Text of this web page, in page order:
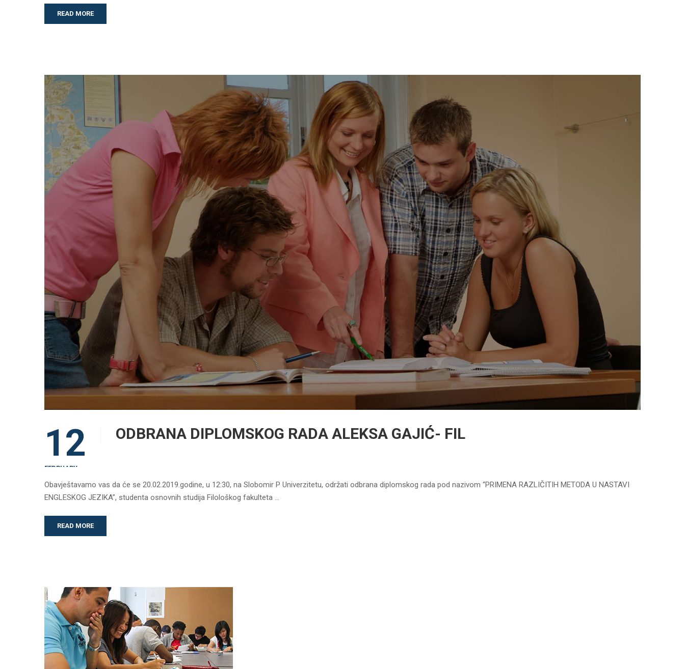
READ MORE
12
FEBRUARY
ODBRANA DIPLOMSKOG RADA ALEKSA GAJIĆ- FIL
Obavještavamo vas da će se 20.02.2019.godine, u 12:30, na Slobomir P Univerzitetu, održati odbrana diplomskog rada pod nazivom “PRIMENA RAZLIČITIH METODA U NASTAVI
ENGLESKOG JEZIKA”, studenta osnovnih studija Filološkog fakulteta …
READ MORE